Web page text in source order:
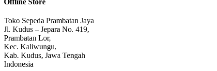
Offline Store
Toko Sepeda Prambatan Jaya
Jl. Kudus – Jepara No. 419,
Prambatan Lor,
Kec. Kaliwungu,
Kab. Kudus, Jawa Tengah
Indonesia